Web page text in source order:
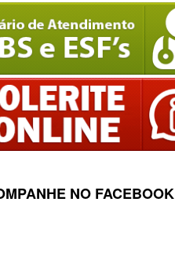
NO FACEBOOK